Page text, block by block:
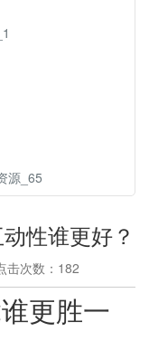
源_65
性谁更好？
次数：182
更胜一